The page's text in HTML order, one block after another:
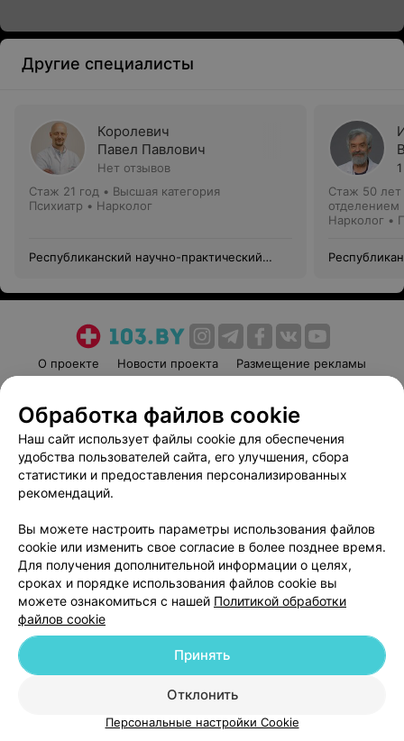
Другие специалисты
Королевич
Павел Павлович
Нет отзывов
Стаж 21 год • Высшая категория
Психиатр • Нарколог
Республиканский научно-практический
Стаж 50 лет
отделением
Нарколог •
О проекте Новости проекта
Размещение рекламы
Пользовательское соглашение
Способы оплаты
Вакансии
Партнеры
Написать руководителю 103.by
Обработка персональных данных
© 2026 ООО «Артокс Лаб», УНП 191700409
| 220012, Республика Беларусь,
Служба поддержки +375 291212755
Обработка файлов cookie
Наш сайт использует файлы cookie для обеспечения
удобства пользователей сайта, его улучшения, сбора
статистики и предоставления персонализированных
рекомендаций.
Вы можете настроить параметры использования файлов
cookie или изменить свое согласие в более позднее время.
Для получения дополнительной информации о целях,
сроках и порядке использования файлов cookie вы
можете ознакомиться с нашей Политикой обработки
файлов cookie
Отклонить
Принять
Персональные настройки Cookie